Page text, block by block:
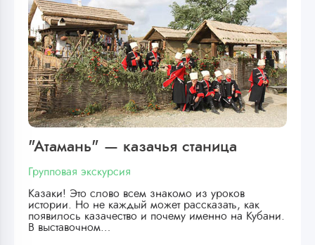
"Атамань" — казачья станица
Групповая экскурсия
Казаки! Это слово всем знакомо из уроков
истории. Но не каждый может рассказать, как
появилось казачество и почему именно на Кубани.
В выставочном…